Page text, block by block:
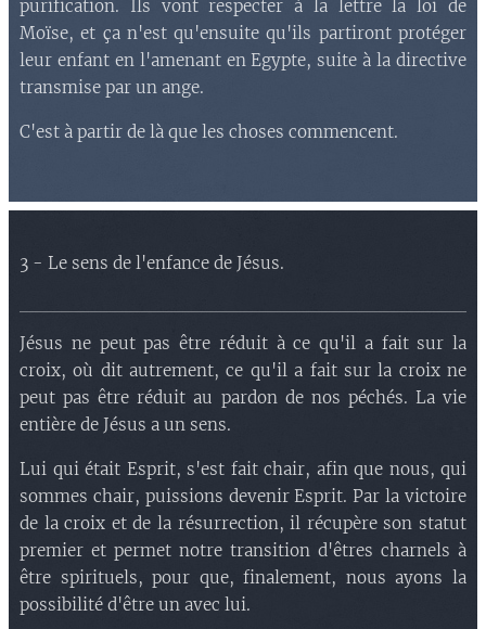
purification. Ils vont respecter à la lettre la loi de
Moïse, et ça n'est qu'ensuite qu'ils partiront protéger
leur enfant en l'amenant en Egypte, suite à la directive
transmise par un ange.
C'est à partir de là que les choses commencent.
3 - Le sens de l'enfance de Jésus.
Jésus ne peut pas être réduit à ce qu'il a fait sur la
croix, où dit autrement, ce qu'il a fait sur la croix ne
peut pas être réduit au pardon de nos péchés. La vie
entière de Jésus a un sens.
Lui qui était Esprit, s'est fait chair, afin que nous, qui
sommes chair, puissions devenir Esprit. Par la victoire
de la croix et de la résurrection, il récupère son statut
premier et permet notre transition d'êtres charnels à
être spirituels, pour que, finalement, nous ayons la
possibilité d'être un avec lui.